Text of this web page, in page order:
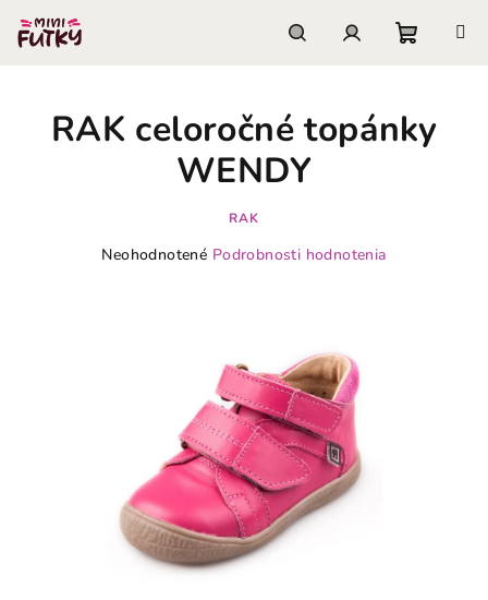
obsah
košík
RAK celoročné topánky
WENDY
RAK
Priemerné
Neohodnotené Podrobnosti hodnotenia